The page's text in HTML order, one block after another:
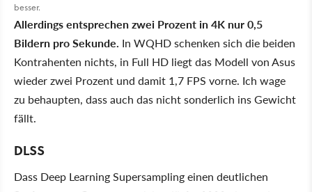
besser.
Allerdings entsprechen zwei Prozent in 4K nur 0,5
Bildern pro Sekunde. In WQHD schenken sich die beiden
Kontrahenten nichts, in Full HD liegt das Modell von Asus
wieder zwei Prozent und damit 1,7 FPS vorne. Ich wage
zu behaupten, dass auch das nicht sonderlich ins Gewicht
fällt.
DLSS
Dass Deep Learning Supersampling einen deutlichen